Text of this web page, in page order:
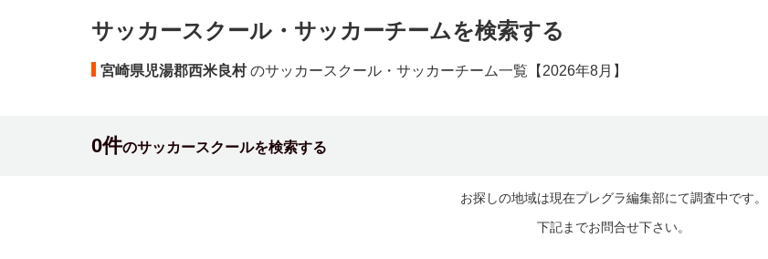
サッカースクール・サッカーチームを検索する
宮崎県児湯郡西米良村のサッカースクール・サッカーチーム一覧【 2026年8月】
0件のサッカースクールを検索する
お探しの地域は現在プレグラ編集部にて調査中です。
下記までお問合せ下さい。